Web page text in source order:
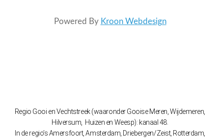
Powered By Kroon Webdesign
Regio Gooi en Vechtstreek (waaronder Gooise Meren, Wijdemeren,
Hilversum, Huizen en Weesp): kanaal 48.
In de regio’s Amersfoort, Amsterdam, Driebergen/Zeist, Rotterdam,